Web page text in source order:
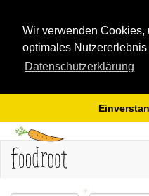
Wir verwenden Cookies,
optimales
Datenschutzerklärung